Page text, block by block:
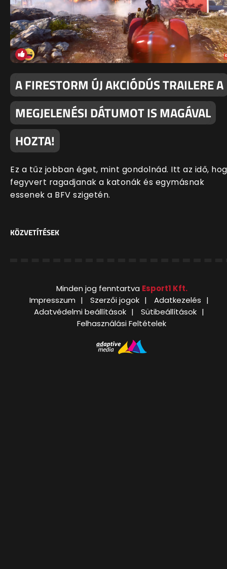
A FIRESTORM ÚJ AKCIÓDÚS TRAILERE A
MEGJELENÉSI DÁTUMOT IS MAGÁVAL
HOZTA!
Ez a tűz jobban éget, mint gondolnád. Itt az idő,
fegyvert ragadjanak a katonák és egymásnak
essenek a BFV szigetén.
KÖZVETÍTÉSEK
Minden jog fenntartva Esport1 Kft.
Impresszum
Szerzői jogok
Adatkezelés
Adatvédelmi beállítások
Sütibeállítások
Felhasználási Feltételek